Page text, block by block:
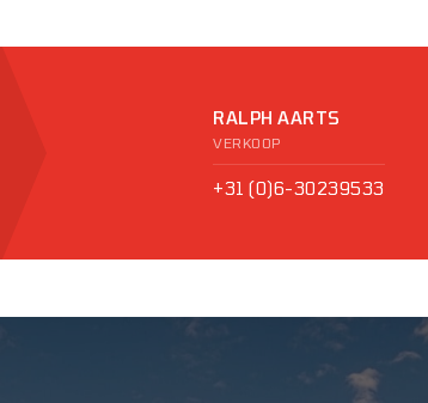
RALPH AARTS
VERKOOP
+31 (0)6-30239533